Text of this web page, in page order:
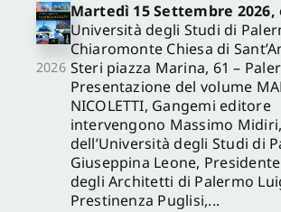
2026
Martedì 15 Settembre 2026,
Università degli Studi di
Chiaromonte Chiesa di
Steri piazza Marina, 61 –
Presentazione del volume
NICOLETTI, Gangemi editore
intervengono Massimo
dell’Università degli Studi di
Giuseppina Leone,
degli Architetti di Palermo
Prestinenza Puglisi,...